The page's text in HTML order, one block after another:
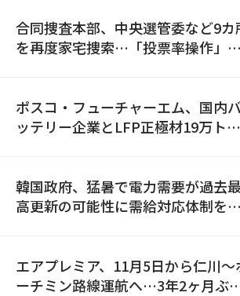
合同捜査本部、中央選管委など9カ
を再度家宅捜索…「投票率操作」の
ポスコ・フューチャーエム、国内
ッテリー企業とLFP正極材19万トン
韓国政府、猛暑で電力需要が過去最
高更新の可能性に需給対応体制を点
エアプレミア、11月5日から仁川〜
ーチミン路線運航へ…3年2ヶ月ぶ